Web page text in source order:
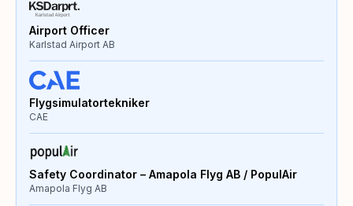
Airport Officer
Karlstad Airport AB
Flygsimulatortekniker
CAE
Safety Coordinator – Amapola Flyg AB / PopulAir
Amapola Flyg AB